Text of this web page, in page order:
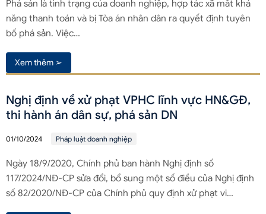
Phá sản là tình trạng của doanh nghiệp, hợp tác xã mất khả
năng thanh toán và bị Tòa án nhân dân ra quyết định tuyên
bố phá sản. Việc…
Xem thêm ➢
Nghị định về xử phạt VPHC lĩnh vực HN&GĐ,
thi hành án dân sự, phá sản DN
01/10/2024 Pháp luật doanh nghiệp
Ngày 18/9/2020, Chính phủ ban hành Nghị định số
117/2024/NĐ-CP sửa đổi, bổ sung một số điều của Nghị định
số 82/2020/NĐ-CP của Chính phủ quy định xử phạt vi…